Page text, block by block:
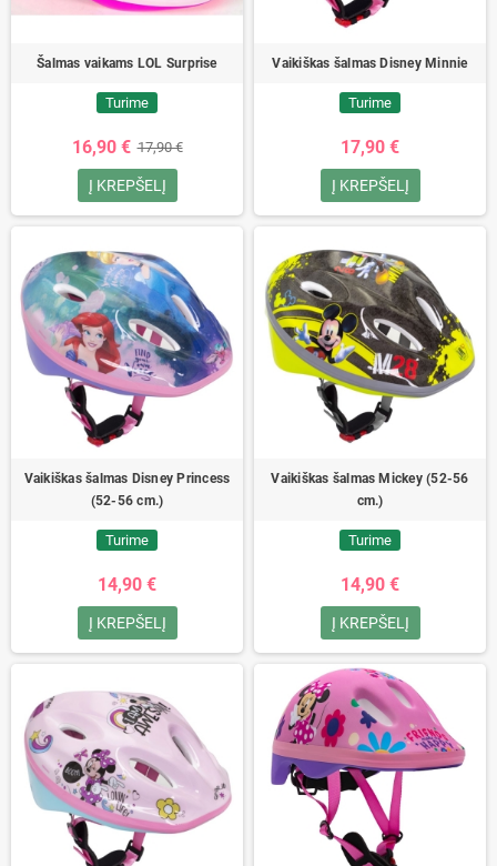
Šalmas vaikams LOL Surprise
Turime
16,90 € 17,90 €
Į KREPŠELĮ
Vaikiškas šalmas Disney Minnie
Turime
17,90 €
Į KREPŠELĮ
Vaikiškas šalmas Disney Princess
(52-56 cm.)
Turime
14,90 €
Į KREPŠELĮ
Vaikiškas šalmas Mickey (52-56
cm.)
Turime
14,90 €
Į KREPŠELĮ